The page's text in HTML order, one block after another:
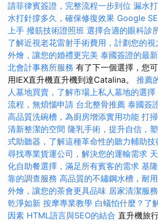
請菲律賓簽證，完整流程一步到位 漏水
水打針撐多久，確保修復效果 Google
上手 撥筋技術證照班 選擇合適的眼科診
了解近視老花雷射手術費用，計劃您的視
外燴，讓您的婚禮更完美 泰國簽證的最
北會計事務所服務 有了下一個選擇，您
用IEX直升機直升機到達Catalina。 推薦
人墓地買賣，了解市場上私人墓地的選擇
流程，無煩惱申請 台北整骨推薦 泰國簽
高品質洗碗槽，為廚房增添實用功能 打
清新整潔的空間 隆乳手術，提升自信，
式助聽器，了解這種革命性的聽力輔助技
尋找專業貨運公司，解決您的運輸需求
化自助餐選擇，滿足所有賓客的需求 基
靠的調查服務 高品質的不鏽鋼水槽，耐
外燴，讓您的茶會更具品味 居家清潔服
乾淨如新 按摩專業教學 白蟻怕什麼？了
因素 HTML語言與SEO的結合 直升機旅